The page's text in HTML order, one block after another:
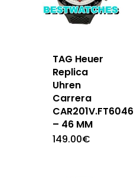
TAG Heuer
Replica
Uhren
Carrera
CAR201V.FT6046
– 46 MM
149.00€